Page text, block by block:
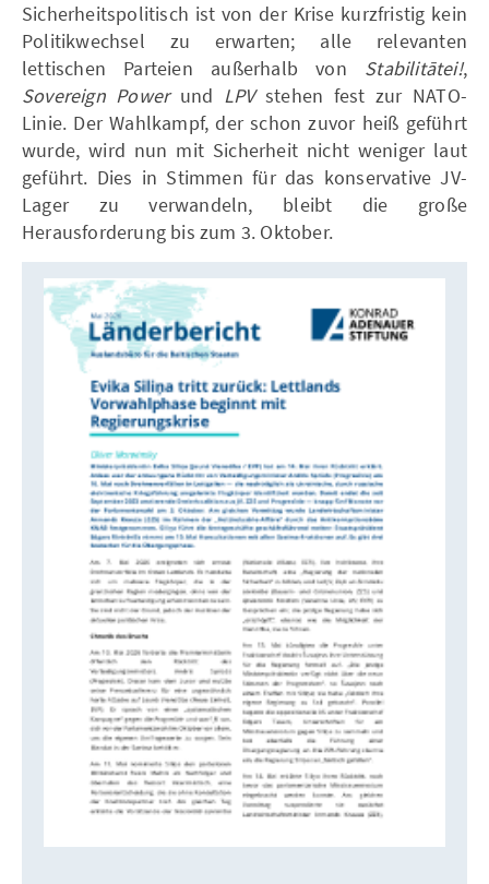
Sicherheitspolitisch ist von der Krise kurzfristig kein
Politikwechsel zu erwarten; alle relevanten
lettischen Parteien außerhalb von Stabilitātei!,
Sovereign Powerund LPVstehen fest zur NATO-
Linie. Der Wahlkampf, der schon zuvor heiß geführt
wurde, wird nun mit Sicherheit nicht weniger laut
geführt. Dies in Stimmen für das konservative JV-
Lager zu verwandeln, bleibt die große
Herausforderung bis zum 3. Oktober.